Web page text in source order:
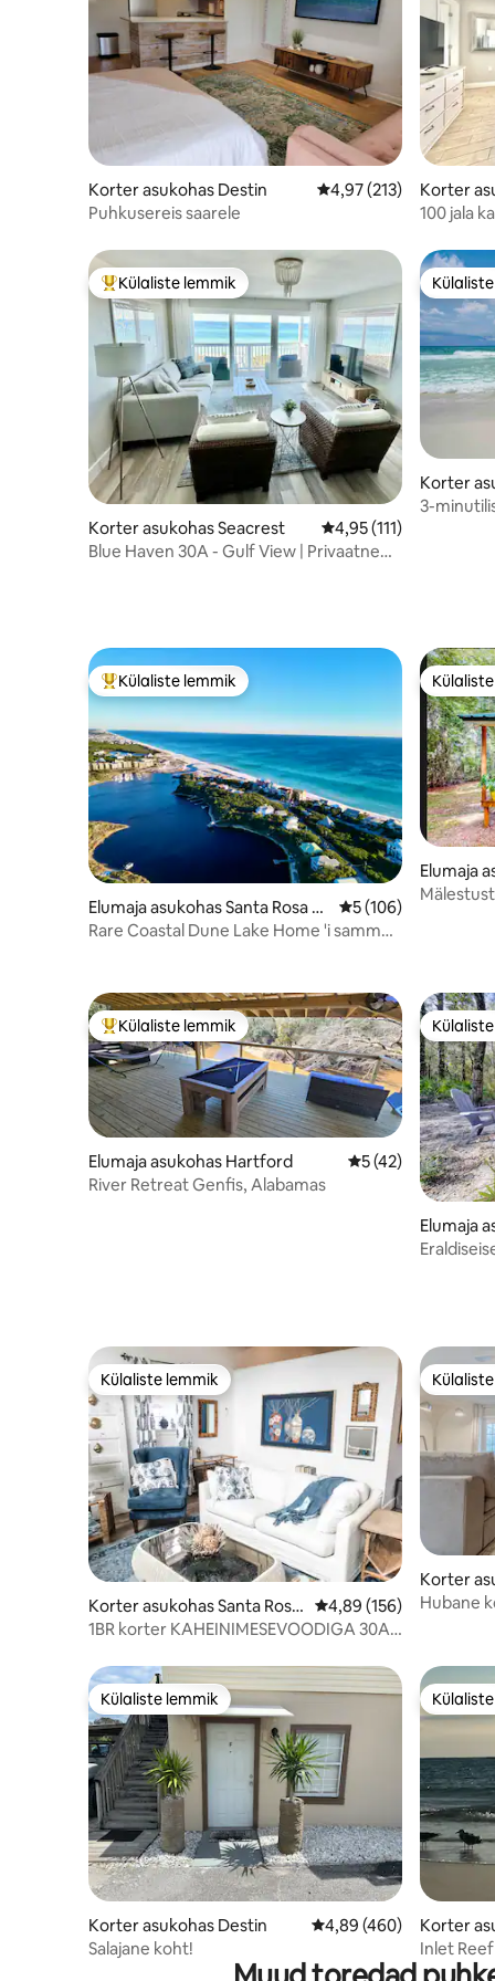
Korter asukohas Destin Keskmine hinnang
4,97 (213)
Puhkusereis saarele
Korter
100 jala
Külaliste suur lemmik
Külaliste lemmik
Korter asukohas Seacrest Keskmine hinnang
4,95 (111)
Blue Haven 30A - Gulf View | Privaatne
Korter
y Beach
3-
Külaliste suur lemmik
Külaliste lemmik
Elumaja asukohas Santa Rosa B
each
Keskmine hinnang
5 (106)
Rare Coastal Dune Lake Home 'i sammud
Elumaja
Külaliste suur lemmik
Külaliste lemmik
Elumaja asukohas Hartford Keskmine
5 (42)
River Retreat Genfis, Alabamas
Elumaja
Külaliste lemmik
Külaliste lemmik
Korter asukohas Santa Rosa
Beach
Keskmine hinnang
4,89 (156)
1BR korter KAHEINIMESEVOODIGA 30A!
Korter
Hubane
Külaliste lemmik
Külaliste lemmik
Korter asukohas Destin Keskmine hinnang
4,89 (460)
Salajane koht!
Korter
Inlet
korterile